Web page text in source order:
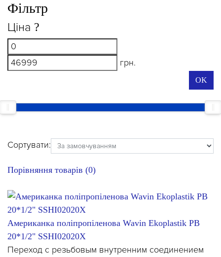
Фільтр
Ціна ?
грн.
OK
Сортувати:
Порівняння товарів (0)
Американка поліпропіленова Wavin Ekoplastik РВ
20*1/2" SSHI02020X
Переход с резьбовым внутренним соединением